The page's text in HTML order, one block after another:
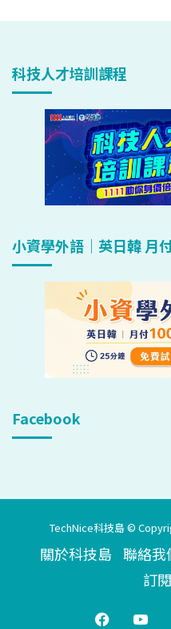
科技人才培訓課程
小資學外語｜英日韓 月
Facebook
TechNice科技島 ©
關於科技島 聯絡我
訂